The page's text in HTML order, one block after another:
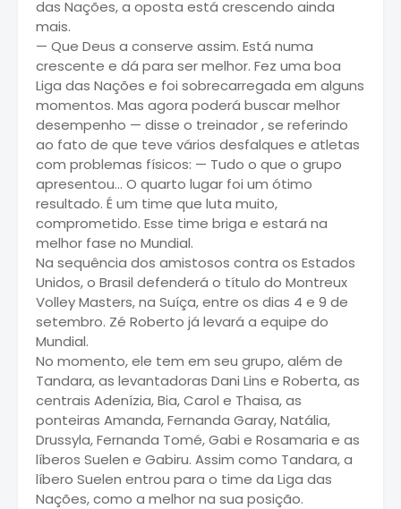
das Nações, a oposta está crescendo ainda
mais.
— Que Deus a conserve assim. Está numa
crescente e dá para ser melhor. Fez uma boa
Liga das Nações e foi sobrecarregada em alguns
momentos. Mas agora poderá buscar melhor
desempenho — disse o treinador , se referindo
ao fato de que teve vários desfalques e atletas
com problemas físicos: — Tudo o que o grupo
apresentou... O quarto lugar foi um ótimo
resultado. É um time que luta muito,
comprometido. Esse time briga e estará na
melhor fase no Mundial.
Na sequência dos amistosos contra os Estados
Unidos, o Brasil defenderá o título do Montreux
Volley Masters, na Suíça, entre os dias 4 e 9 de
setembro. Zé Roberto já levará a equipe do
Mundial.
No momento, ele tem em seu grupo, além de
Tandara, as levantadoras Dani Lins e Roberta, as
centrais Adenízia, Bia, Carol e Thaisa, as
ponteiras Amanda, Fernanda Garay, Natália,
Drussyla, Fernanda Tomé, Gabi e Rosamaria e as
líberos Suelen e Gabiru. Assim como Tandara, a
líbero Suelen entrou para o time da Liga das
Nações, como a melhor na sua posição.